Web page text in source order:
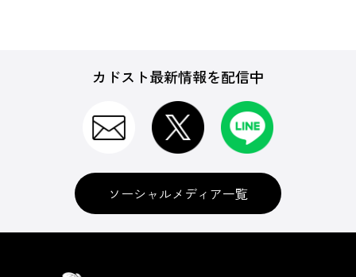
カドスト最新情報を配信中
ソーシャルメディア一覧